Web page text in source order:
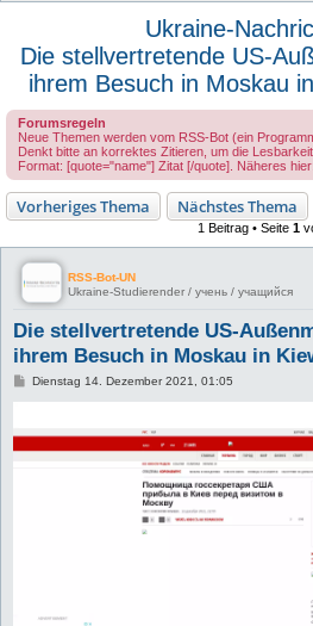
Ukraine-
Die stellvertretende US-
ihrem Besuch in Moskau
Forumsregeln
Neue Themen werden vom RSS-Bot (ein
Denkt bitte an korrektes Zitieren, um die
Format: [quote="name"] Zitat [/quote]. Näheres hier:
Vorheriges Thema Nächstes Thema
1 Beitrag • Seite 1
RSS-Bot-UN
Ukraine-Studierender / учень / учащийся
Die stellvertretende US-
ihrem Besuch in Moskau in
B
r
a
Dienstag 14. Dezember 2021, 01:05